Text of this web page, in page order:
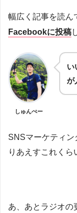
幅広く記事を読ん
Facebookに投稿
しゅんぺー
い
が
SNSマーケティン
りあえすこれくら
あ、あとラジオの